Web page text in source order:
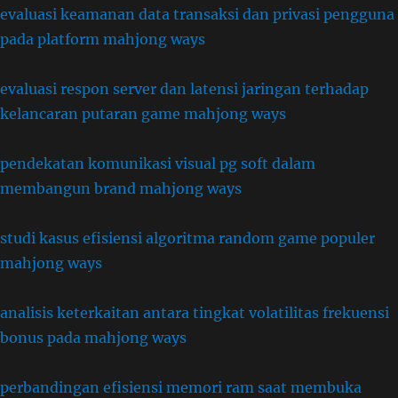
evaluasi keamanan data transaksi dan privasi pengguna
pada platform mahjong ways
evaluasi respon server dan latensi jaringan terhadap
kelancaran putaran game mahjong ways
pendekatan komunikasi visual pg soft dalam
membangun brand mahjong ways
studi kasus efisiensi algoritma random game populer
mahjong ways
analisis keterkaitan antara tingkat volatilitas frekuensi
bonus pada mahjong ways
perbandingan efisiensi memori ram saat membuka